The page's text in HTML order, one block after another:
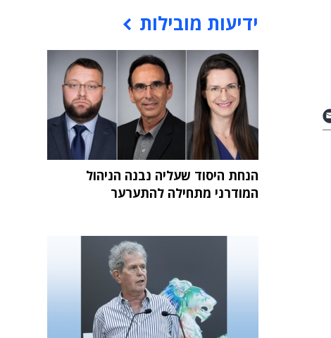
ידיעות מובילות
הנחת היסוד שעליה נבנה הניהול
המודרני מתחילה להתערער